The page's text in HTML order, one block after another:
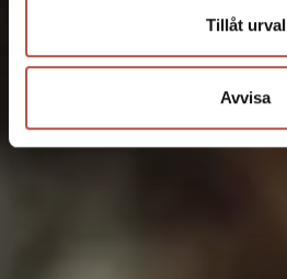
Tillåt urval
Avvisa